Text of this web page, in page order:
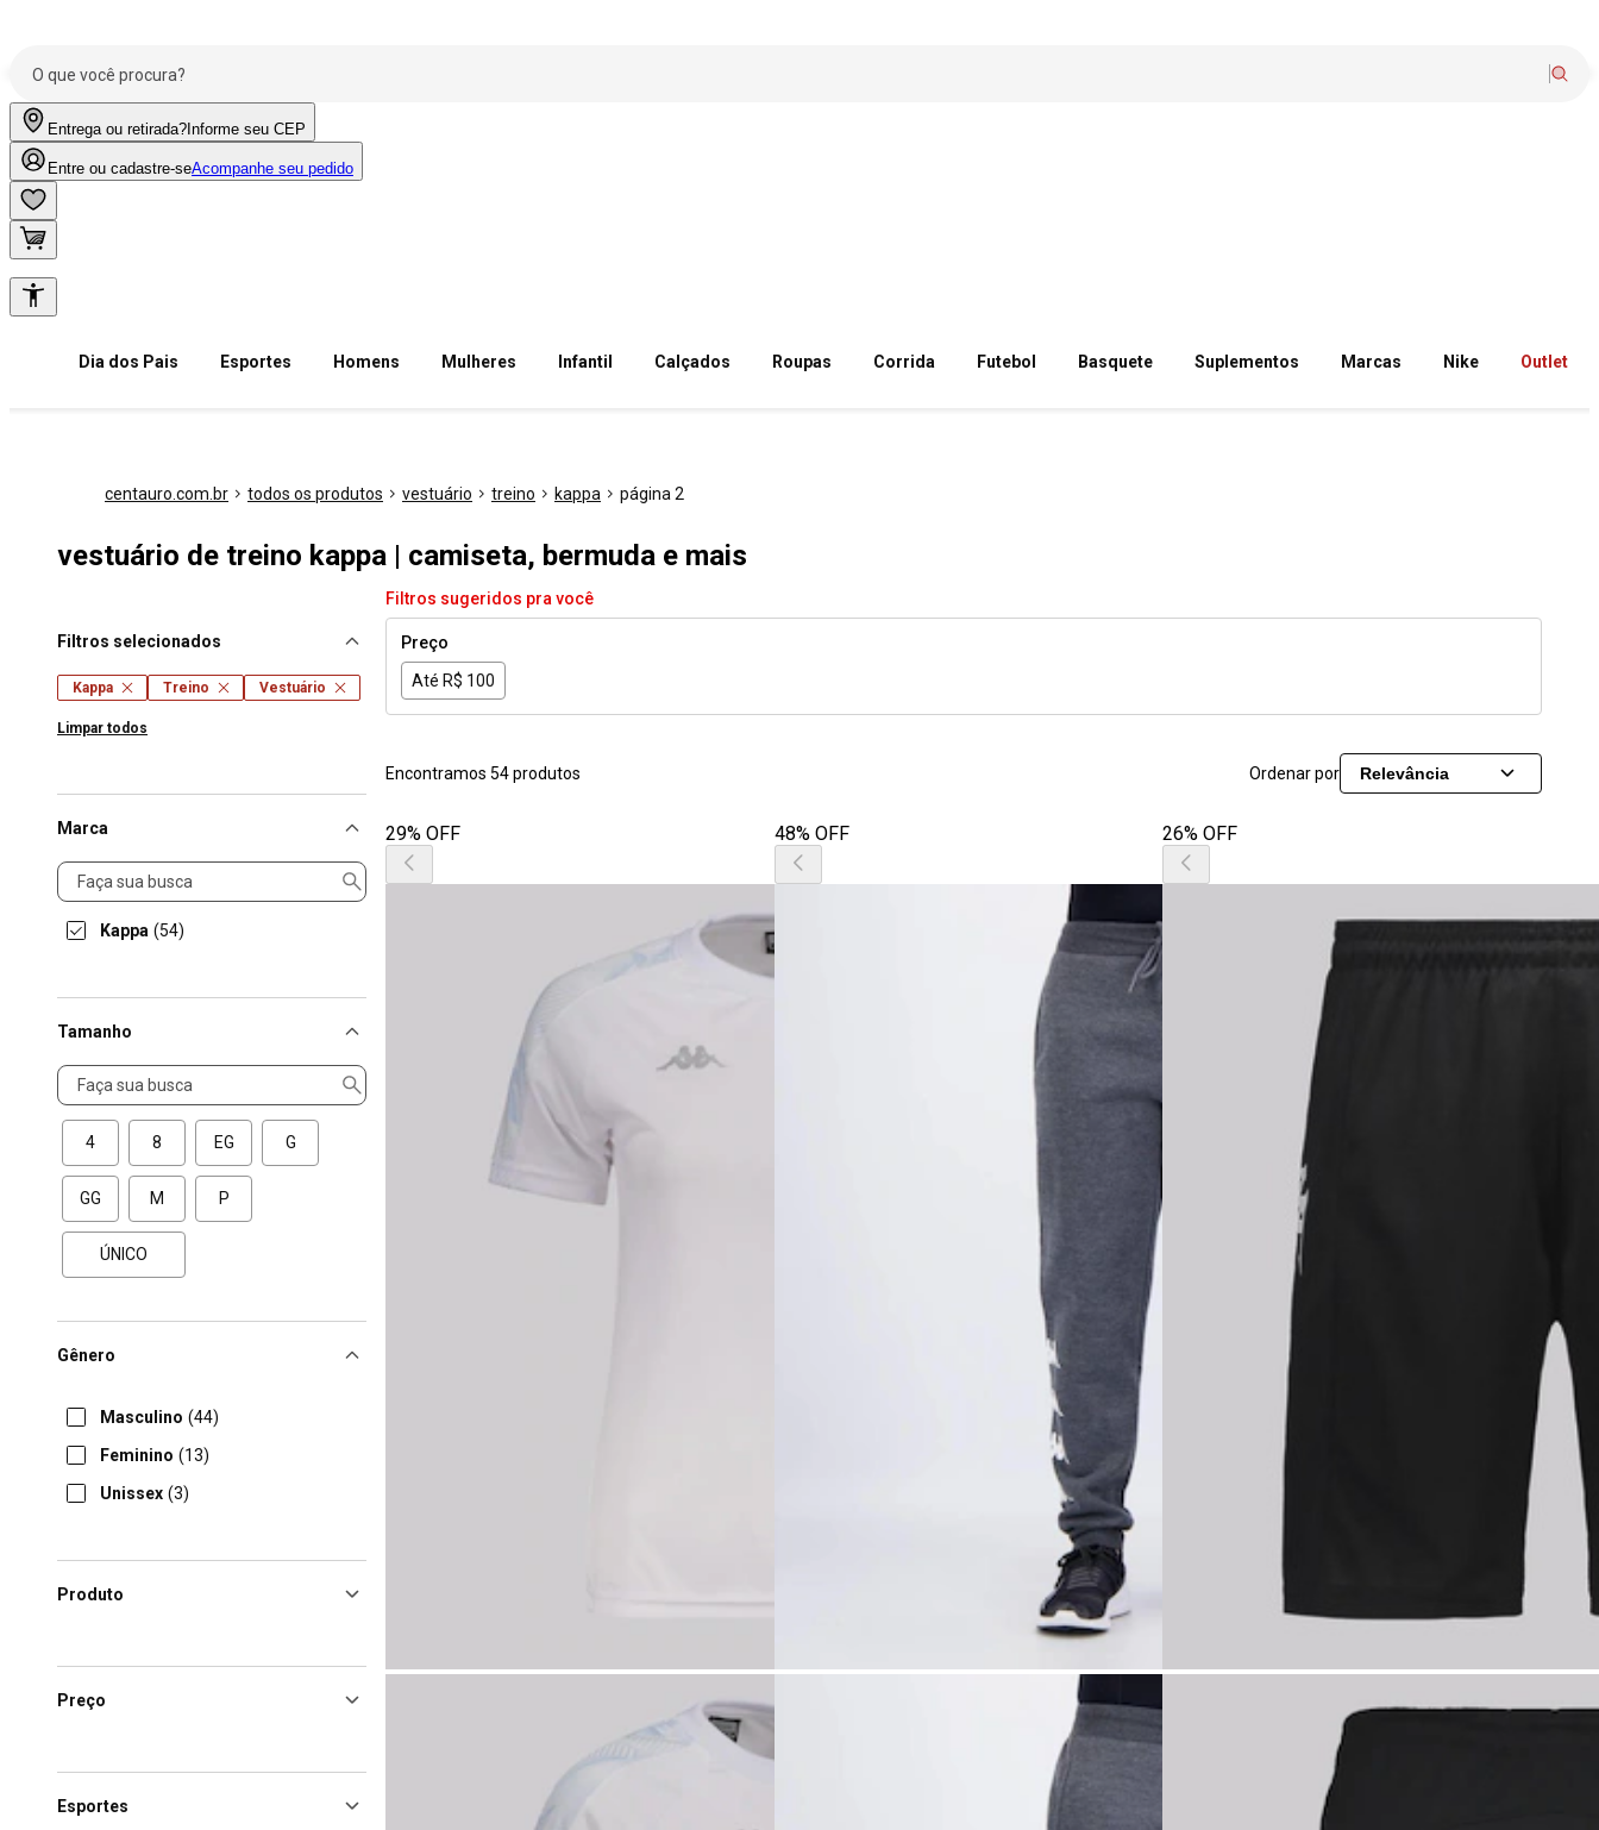
Entrega ou retirada? Informe seu CEP
Entre ou cadastre-seAcompanhe seu pedido
Dia dos Pais Esportes Homens Mulheres Infantil Calçados Roupas Corrida Futebol Basquete Suplementos Marcas Nike Outlet
centauro.com.br todos os produtos vestuário treino kappa página 2
vestuário de treino kappa | camiseta, bermuda e mais
Filtros selecionados
Kappa Treino Vestuário
Limpar todos
Marca
Marca
Kappa (54)
Tamanho
Tamanho
4 8 EG G
GG M P
ÚNICO
Gênero
Masculino (44)
Feminino (13)
Unissex (3)
Produto
Preço
Esportes
Filtros sugeridos pra você
Preço
Até R$ 100
Encontramos 54 produtos Ordenar por Relevância
29% OFF 48% OFF 26% OFF